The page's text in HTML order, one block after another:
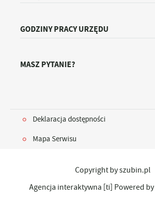
GODZINY PRACY URZĘDU
MASZ PYTANIE?
Deklaracja dostępności
Mapa Serwisu
Copyright by szubin.pl
Agencja interaktywna [ti] Powered by